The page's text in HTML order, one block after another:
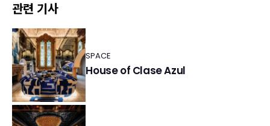
관련 기사
SPACE
House of Clase Azul